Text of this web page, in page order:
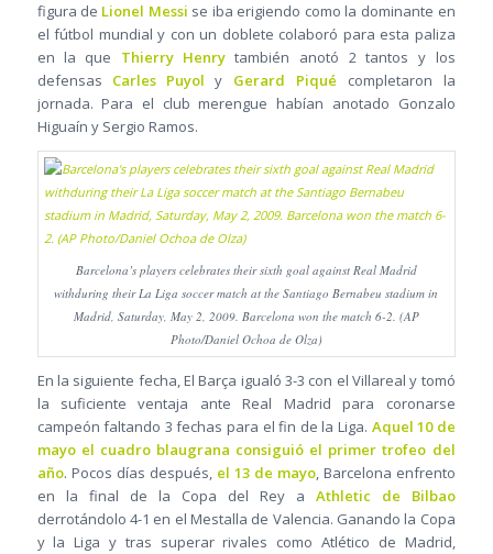
figura de Lionel Messi se iba erigiendo como la dominante en
el fútbol mundial y con un doblete colaboró para esta paliza
en la que Thierry Henrytambién anotó 2 tantos y los
defensas Carles Puyol y Gerard Piqué completaron la
jornada. Para el club merengue habían anotado Gonzalo
Higuaín y Sergio Ramos.
Barcelona’s players celebrates their sixth goal against Real Madrid
withduring their La Liga soccer match at the Santiago Bernabeu stadium in
Madrid, Saturday, May 2, 2009. Barcelona won the match 6-2. (AP
Photo/Daniel Ochoa de Olza)
En la siguiente fecha, El Barça igualó 3-3 con el Villareal y tomó
la suficiente ventaja ante Real Madrid para coronarse
campeón faltando 3 fechas para el fin de la Liga. Aquel 10 de
mayo el cuadro blaugrana consiguió el primer trofeo del
año. Pocos días después, el 13 de mayo, Barcelona enfrento
en la final de la Copa del Rey a Athletic de Bilbao
derrotándolo 4-1 en el Mestalla de Valencia. Ganando la Copa
y la Liga y tras superar rivales como Atlético de Madrid,